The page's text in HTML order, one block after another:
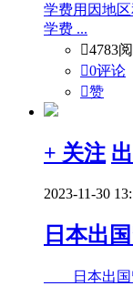
学费用因地
学费 ...
4783
0评论
赞
+ 关注
2023-11-30
日本出
日本出国留